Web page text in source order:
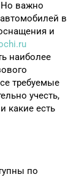
важно
в
и
наиболее
требуемые
учесть,
какие есть
по